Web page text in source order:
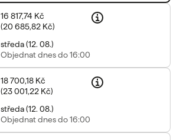
16 817,74 Kč
(20 685,82 Kč)
středa(12. 08.)
Objednatdnes do 16:00
18 700,18 Kč
(23 001,22 Kč)
středa(12. 08.)
Objednatdnes do 16:00